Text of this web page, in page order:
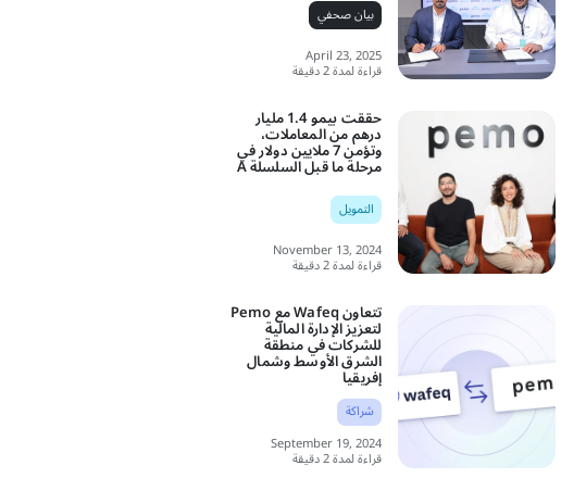
بيان صحفي
April 23, 2025
قراءة لمدة 2 دقيقة
حققت بيمو 1.4 مليار
درهم من المعاملات،
وتؤمن 7 ملايين دولار في
مرحلة ما قبل السلسلة A
التمويل
November 13, 2024
قراءة لمدة 2 دقيقة
تتعاون Wafeq مع Pemo
لتعزيز الإدارة المالية
للشركات في منطقة
الشرق الأوسط وشمال
إفريقيا
شراكة
September 19, 2024
قراءة لمدة 2 دقيقة